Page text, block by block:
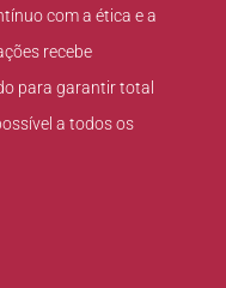
com a ética e a
recebe
para garantir total
a todos os